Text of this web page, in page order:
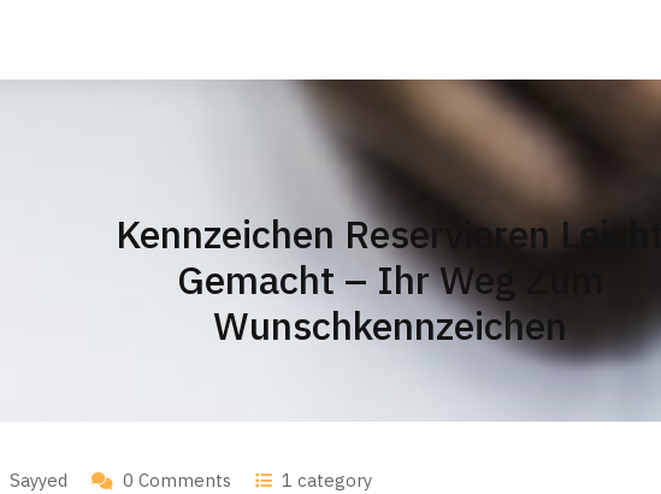
Kennzeichen Reservieren Leicht
Gemacht – Ihr Weg Zum
Wunschkennzeichen
Sayyed 0 Comments 1 category